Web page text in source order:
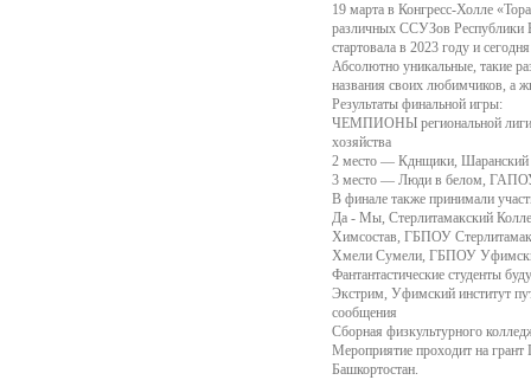
19 марта в Конгресс-Холле
различных ССУЗов Республики
стартовала в 2023 году и
Абсолютно уникальные, такие
названия своих любимчиков, а
Результаты финальной игры:
ЧЕМПИОНЫ региональной лиги
хозяйства
2 место — Кднщики, Шаранский
3 место — Люди в белом,
В финале также принимали
Да - Мы, Стерлитамакский
Химсостав, ГБПОУ
Хмели Сумели, ГБПОУ
Фантантастические студенты
Экстрим, Уфимский институт
сообщения
Сборная физкультурного
Мероприятие проходит на
Башкортостан.